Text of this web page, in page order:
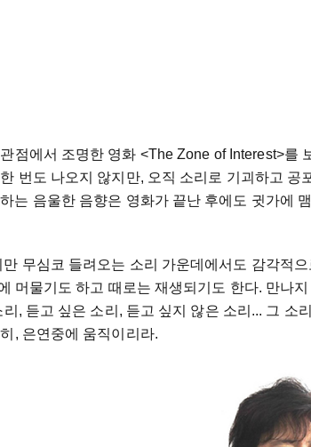
관점에서 조명한 영화 <The Zone of Interest>를
한 번도 나오지 않지만, 오직 소리로 기괴하고 공
는 음울한 음향은 영화가 끝난 후에도 귓가에
만 무심코 들려오는 소리 가운데에서도 감각적으
머물기도 하고 때로는 재생되기도 한다. 만나지
, 듣고 싶은 소리 , 듣고 싶지 않은 소리 ... 그 소
, 은연중에 움직이리라.